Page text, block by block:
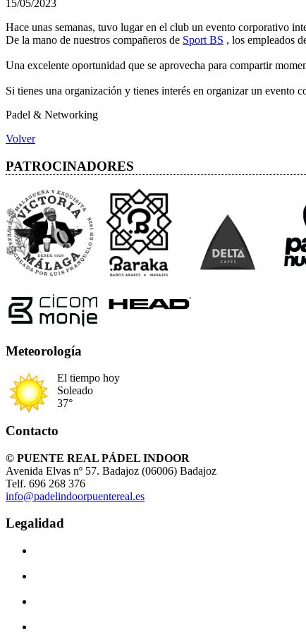
15/05/2023
Hace unas semanas, tuvo lugar en el club un evento corporativo
De la mano de nuestros compañeros de Sport BS , los empleados
Una excelente oportunidad que se aprovecha para compartir
Si tienes una organización y tienes interés en organizar un evento
Padel & Networking
Volver
PATROCINADORES
Meteorología
El tiempo hoy
Soleado
37°
Contacto
© PUENTE REAL PÁDEL INDOOR
Avenida Elvas nº 57. Badajoz (06006) Badajoz
Telf. 696 268 376
info@padelindoorpuentereal.es
Legalidad